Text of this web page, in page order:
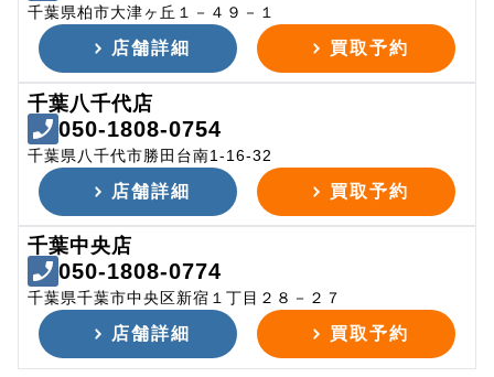
千葉県柏市大津ヶ丘１－４９－１
店舗詳細 買取予約
千葉八千代店
050-1808-0754
千葉県八千代市勝田台南1-16-32
店舗詳細 買取予約
千葉中央店
050-1808-0774
千葉県千葉市中央区新宿１丁目２８－２７
店舗詳細 買取予約